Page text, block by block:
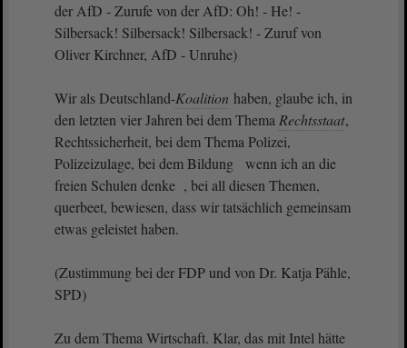
der AfD - Zurufe von der AfD: Oh! - He! -
Silbersack! Silbersack! Silbersack! - Zuruf von
Oliver Kirchner, AfD - Unruhe)
Wir als Deutschland-Koalition haben, glaube ich, in
den letzten vier Jahren bei dem Thema Rechtsstaat,
Rechtssicherheit, bei dem Thema Polizei,
Polizeizulage, bei dem Bildung wenn ich an die
freien Schulen denke , bei all diesen Themen,
querbeet, bewiesen, dass wir tatsächlich gemeinsam
etwas geleistet haben.
(Zustimmung bei der FDP und von Dr. Katja Pähle,
SPD)
Zu dem Thema Wirtschaft. Klar, das mit Intel hätte